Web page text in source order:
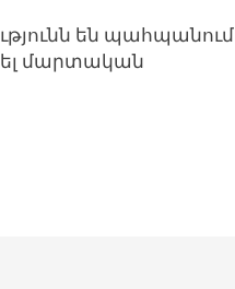
են պահպանում
մարտական